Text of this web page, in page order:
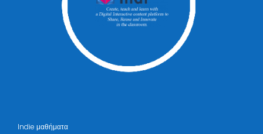
Indie μαθήματα